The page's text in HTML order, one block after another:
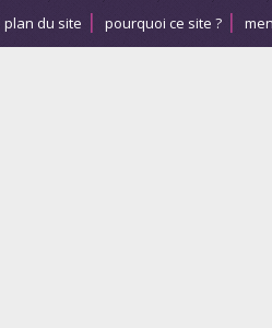
plan du site pourquoi ce site ?